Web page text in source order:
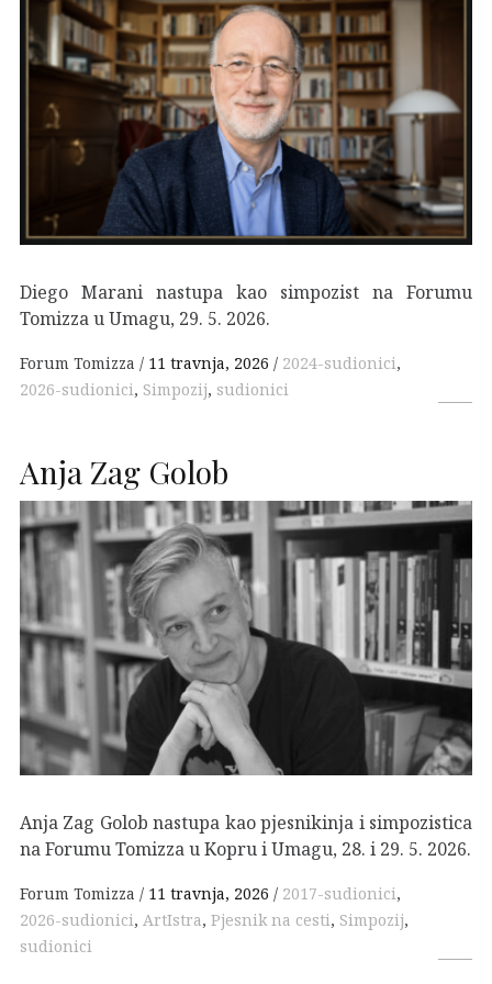
Diego Marani nastupa kao simpozist na Forumu
Tomizza u Umagu, 29. 5. 2026.
Forum Tomizza 11 travnja, 2026 2024-sudionici,
2026-sudionici, Simpozij, sudionici
Anja Zag Golob
Anja Zag Golob nastupa kao pjesnikinja i simpozistica
na Forumu Tomizza u Kopru i Umagu, 28. i 29. 5. 2026.
Forum Tomizza 11 travnja, 2026 2017-sudionici,
2026-sudionici, ArtIstra, Pjesnik na cesti, Simpozij,
sudionici